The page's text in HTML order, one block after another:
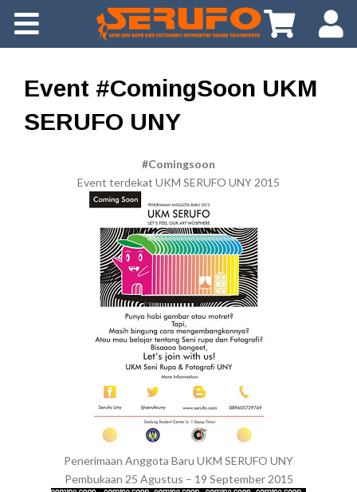
About Us
Info
Download
Event #ComingSoon UKM
SERUFO UNY
#Comingsoon
Event terdekat UKM SERUFO UNY 2015
Penerimaan Anggota Baru UKM SERUFO UNY
Pembukaan 25 Agustus – 19 September 2015